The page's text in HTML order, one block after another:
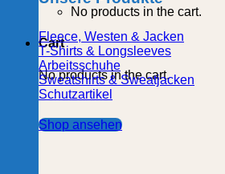
No products in the cart.
Cart
No products in the cart.
Fleece, Westen & Jacken
T-Shirts & Longsleeves
Arbeitsschuhe
Sweatshirts & Sweatjacken
Schutzartikel
Shop ansehen